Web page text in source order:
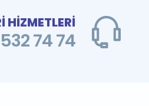
HİZMETLERİ
74 74